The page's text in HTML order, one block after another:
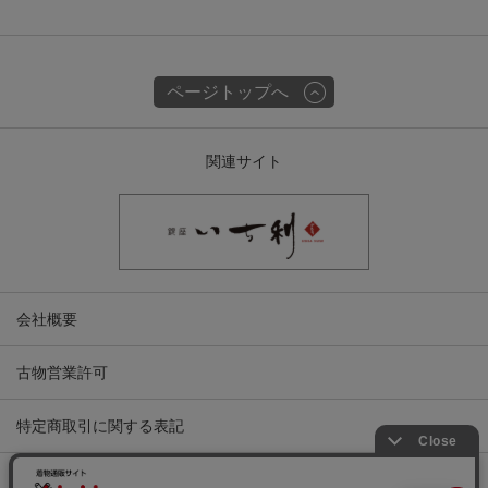
ページトップへ
関連サイト
会社概要
古物営業許可
特定商取引に関する表記
プライバシーポリシー